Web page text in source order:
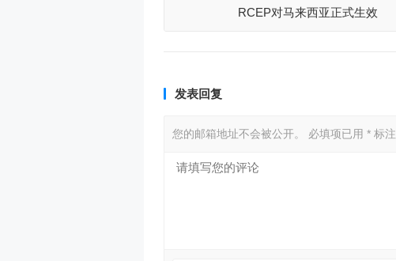
RCEP对马来西亚正式生效
发表回复
您的邮箱地址不会被公开。 必填项已用 * 标注